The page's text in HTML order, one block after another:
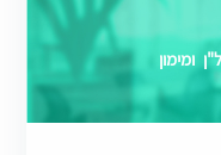
ומימון